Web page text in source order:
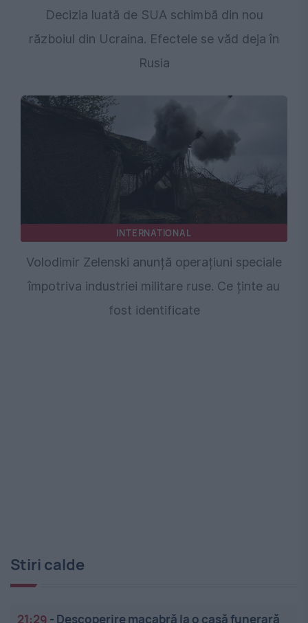
Decizia luată de SUA schimbă din nou
războiul din Ucraina. Efectele se văd deja în
Rusia
INTERNATIONAL
Volodimir Zelenski anunță operațiuni speciale
împotriva industriei militare ruse. Ce ținte au
fost identificate
Stiri calde
21:29 - Descoperire macabră la o casă funerară